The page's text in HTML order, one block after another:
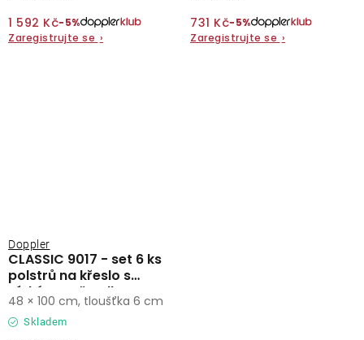
1 592 Kč−5%
Zaregistrujte se ›
731 Kč−5%
Zaregistrujte se ›
CLASSIC 9017 - set 6 ks
polstrů na křeslo s
nízkým opěradlem
Doppler
Skladem
48 × 100 cm, tloušťka 6 cm